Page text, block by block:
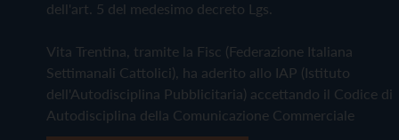
dell'art. 5 del medesimo decreto Lgs.
Vita Trentina, tramite la Fisc (Federazione Italiana
Settimanali Cattolici), ha aderito allo IAP (Istituto
dell'Autodisciplina Pubblicitaria) accettando il Codice di
Autodisciplina della Comunicazione Commerciale